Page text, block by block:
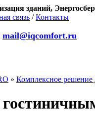
зданий,
связь /Контакты
mail@iqcomfort.ru
» Комплексное